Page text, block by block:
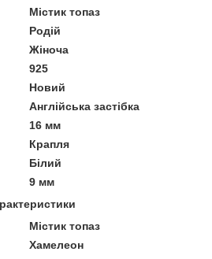
Містик топаз
Родій
Жіноча
925
Новий
Англійська застібка
16 мм
Крапля
Білий
9 мм
Містик топаз
Хамелеон